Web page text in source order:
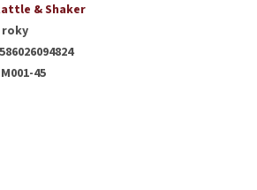
& Shaker
roky
45